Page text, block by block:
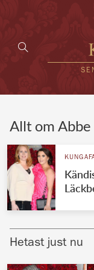
Allt om
Hetast just nu